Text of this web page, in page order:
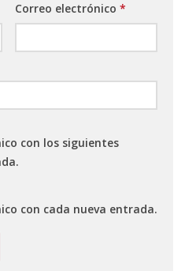
Correo electrónico *
con los siguientes
con cada nueva entrada.